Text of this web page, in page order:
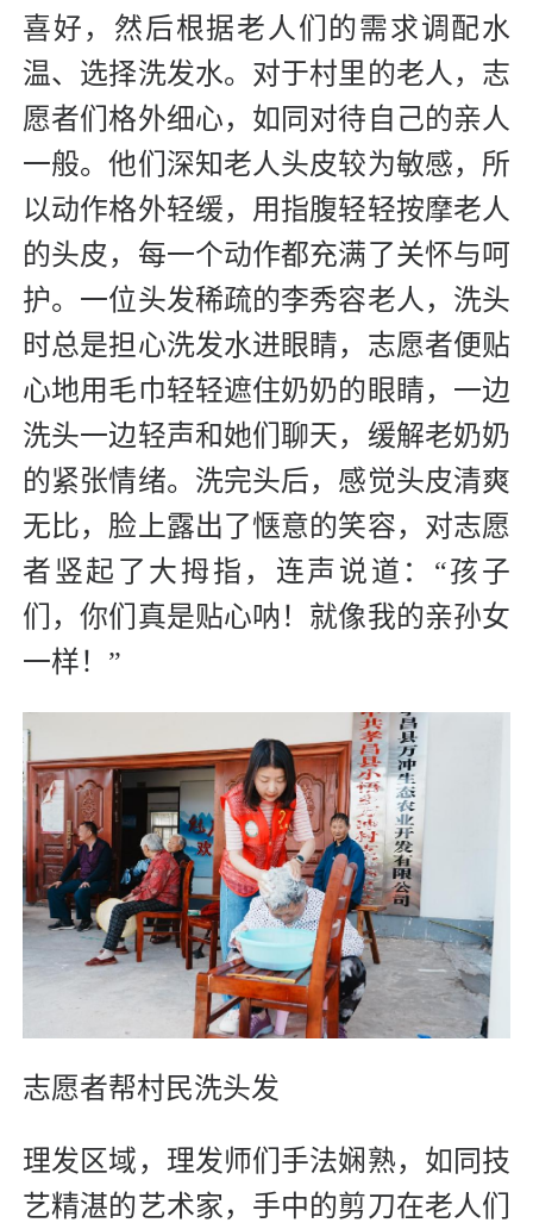
喜好，然后根据老人们的需求调配水
温、选择洗发水。对于村里的老人，志
愿者们格外细心，如同对待自己的亲人
一般。他们深知老人头皮较为敏感，所
以动作格外轻缓，用指腹轻轻按摩老人
的头皮，每一个动作都充满了关怀与呵
护。一位头发稀疏的李秀容老人，洗头
时总是担心洗发水进眼睛，志愿者便贴
心地用毛巾轻轻遮住奶奶的眼睛，一边
洗头一边轻声和她们聊天，缓解老奶奶
的紧张情绪。洗完头后，感觉头皮清爽
无比，脸上露出了惬意的笑容，对志愿
者竖起了大拇指，连声说道：“孩子
们，你们真是贴心呐！就像我的亲孙女
一样！”
志愿者帮村民洗头发
理发区域，理发师们手法娴熟，如同技
艺精湛的艺术家，手中的剪刀在老人们